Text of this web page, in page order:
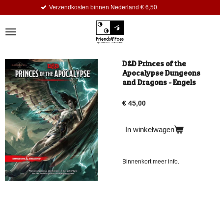
de
binnen Nederland € 6,50.
D&D Princes of the
Apocalypse Dungeons
and Dragons - Engels
€ 45,00
In winkelwagen
Binnenkort meer info.